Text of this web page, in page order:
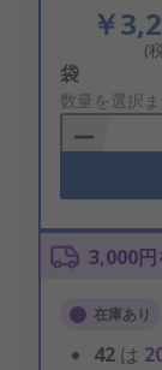
￥
(
Add
to
Basket
袋
数量を選択
3,000
在庫あり
42 は